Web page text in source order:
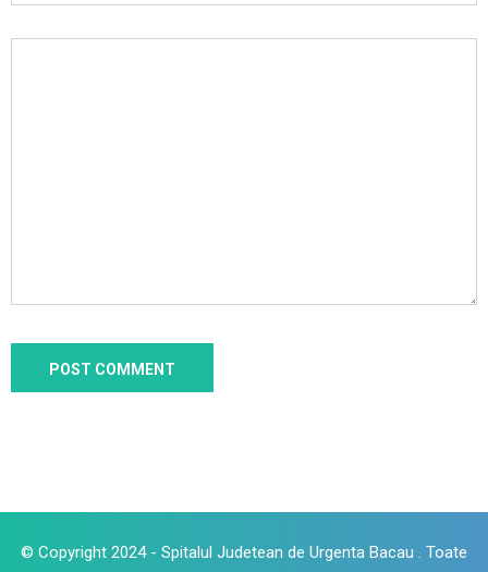
© Copyright 2024 - Spitalul Judetean de Urgenta Bacau . Toate